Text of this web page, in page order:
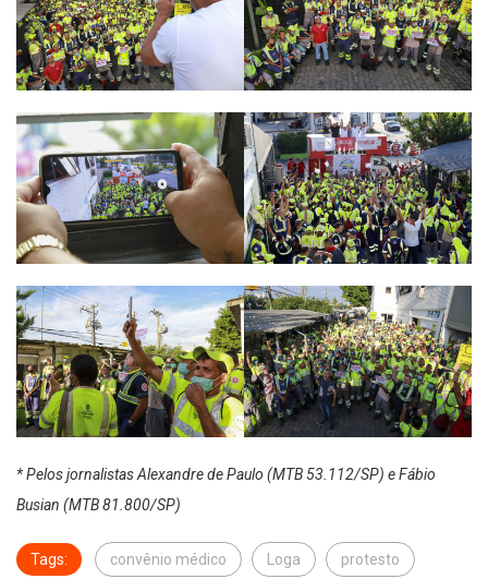
* Pelos jornalistas Alexandre de Paulo (MTB 53.112/SP) e Fábio
Busian (MTB 81.800/SP)
Tags: convênio médico Loga protesto